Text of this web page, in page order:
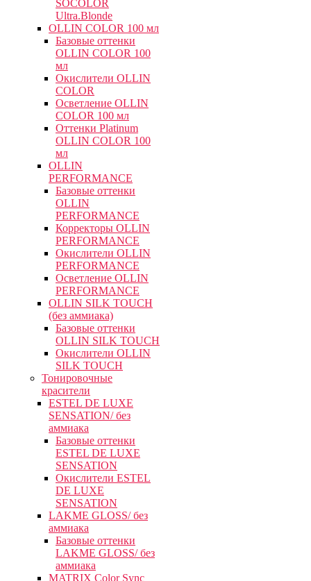
SOCOLOR
Ultra.Blonde
OLLIN COLOR 100 мл
Базовые оттенки
OLLIN COLOR 100
мл
Окислители OLLIN
COLOR
Осветление OLLIN
COLOR 100 мл
Оттенки Platinum
OLLIN COLOR 100
мл
OLLIN
PERFORMANCE
Базовые оттенки
OLLIN
PERFORMANCE
Корректоры OLLIN
PERFORMANCE
Окислители OLLIN
PERFORMANCE
Осветление OLLIN
PERFORMANCE
OLLIN SILK TOUCH
(без аммиака)
Базовые оттенки
OLLIN SILK TOUCH
Окислители OLLIN
SILK TOUCH
Тонировочные
красители
ESTEL DE LUXE
SENSATION/ без
аммиака
Базовые оттенки
ESTEL DE LUXE
SENSATION
Окислители ESTEL
DE LUXE
SENSATION
LAKME GLOSS/ без
аммиака
Базовые оттенки
LAKME GLOSS/ без
аммиака
MATRIX Color Sync